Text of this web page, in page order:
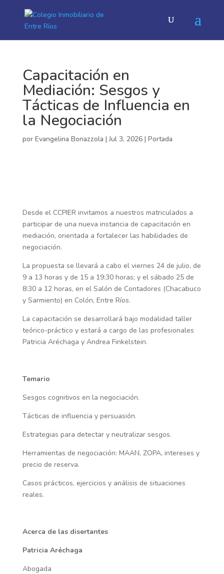
Capacitación en
Mediación: Sesgos y
Tácticas de Influencia en
la Negociación
por Evangelina Bonazzola |Jul 3, 2026| Portada
Desde el CCPIER invitamos a nuestros matriculados a
participar de una nueva instancia de capacitación en
mediación, orientada a fortalecer las habilidades de
negociación.
La propuesta se llevará a cabo el viernes 24 de julio, de
9 a 13 horas y de 15 a 19:30 horas; y el sábado 25 de
8:30 a 12 horas, en el Salón de Contadores (Chacabuco
y Sarmiento) en Colón, Entre Ríos.
La capacitación se desarrollará bajo modalidad taller
teórico-práctico y estará a cargo de las profesionales
Patricia Aréchaga y Andrea Finkelstein.
Temario
Sesgos cognitivos en la negociación.
Tácticas de influencia y persuasión.
Estrategias para detectar y neutralizar sesgos.
Herramientas de negociación: MAAN, ZOPA, intereses y
precio de reserva.
Casos prácticos, ejercicios y análisis de situaciones
reales.
Acerca de las disertantes
Patricia Aréchaga
Abogada